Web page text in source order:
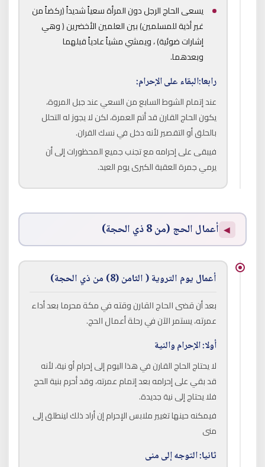
يسعى الحاج الرجل دون المرأة سعياً شديداً (ركضاً من
غير أذية للمسلمين) بين العلمين الأخضرين ( وهي
إشارات ضوئية) ، ويمشي مشياً عادياً قبلهما
وبعدهما.
رابعا:البقاء على الإحرام:
عند إتمام الشوط السابع من السعي عند جبل المروة،
يكون الحاج القارن قد أتم العمرة، لكن لا يجوز له التحلل
بالحلق أو التقصير لأنه دخل في نسك القران.
فيبقى على إحرامه مع تجنب جميع المحظورات إلى أن
يرمي جمرة العقبة الكبرى يوم العيد.
◀ أعمال الحج (من 8 ذي الحجة)
أعمال يوم التروية ( الثامن (8) من ذي الحجة)
بعد أن قضى الحاج القارن وقته في مكة محرما بعد أداء
عمرته، يستمر الآن في رحلة أعمال الحج.
أولا: الإحرام والنية
لا يحتاج الحاج القارن في هذا اليوم إلى إحرام أو نية، لأنه
قد بقي على إحرامه بعد إتمام عمرته، وقد أحرم بنية الحج
فلا يحتاج إلى نية جديدة.
فيمكنه حينها تغيير ملابس الإحرام إن أراد ذلك لينطلق إلى
منى
ثانيا: التوجه إلى منى